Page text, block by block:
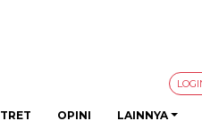
OPINI
LAINNYA